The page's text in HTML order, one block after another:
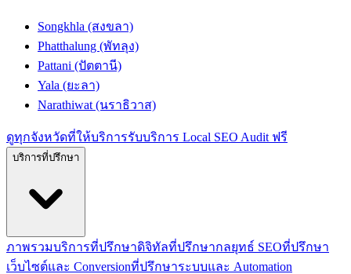
Songkhla (สงขลา)
Phatthalung (พัทลุง)
Pattani (ปัตตานี)
Yala (ยะลา)
Narathiwat (นราธิวาส)
ดูทุกจังหวัดที่ให้บริการรับบริการ Local SEO Audit ฟรี
บริการที่ปรึกษา
ภาพรวมบริการที่ปรึกษาดิจิทัลที่ปรึกษากลยุทธ์ SEOที่ปรึกษา
เว็บไซต์และ Conversionที่ปรึกษาระบบและ Automation